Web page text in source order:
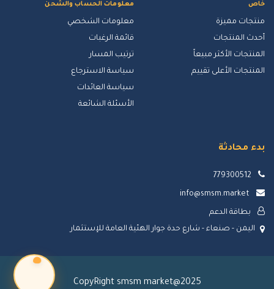
خاص
منتجات مميزة
أحدث المنتجات
المنتجات الأكثر مبيعاً
المنتجات الأعلى تقييم
معلومات الحساب والشحن
معلومات الشخصي
قائمة الرغبات
ترتيب المسار
سياسة الاسترجاع
سياسة العائدات
الأسئلة الشائعة
بدء محادثة
779300512
info@smsm.market
بطاقة الدعم
اليمن - صنعاء - شارع حدة جوار الهئية العامة للإستثمار
CopyRight smsm market@2025